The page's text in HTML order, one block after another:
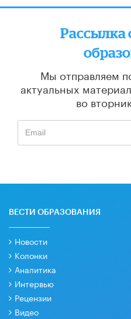
Рассылка
Мы отправляем
актуальных
во
ВЕСТИ ОБРАЗОВАНИЯ
Новости
Колонки
Аналитика
Интервью
Рецензии
Видео